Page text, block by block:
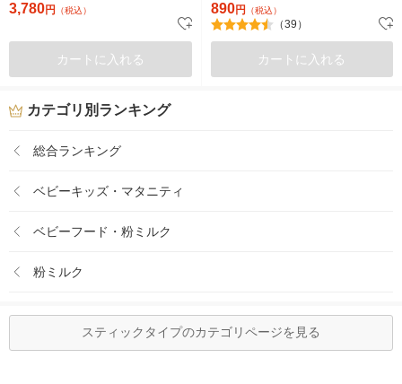
児用 粉ミルク グリコ
3,780円 （税込）
カートに入れる
ク 防災 災害備蓄 ローリングス
トック
890円 （税込）
（39）
カートに入れる
カテゴリ別ランキング
総合ランキング
ベビーキッズ・マタニティ
ベビーフード・粉ミルク
粉ミルク
スティックタイプのカテゴリページを見る